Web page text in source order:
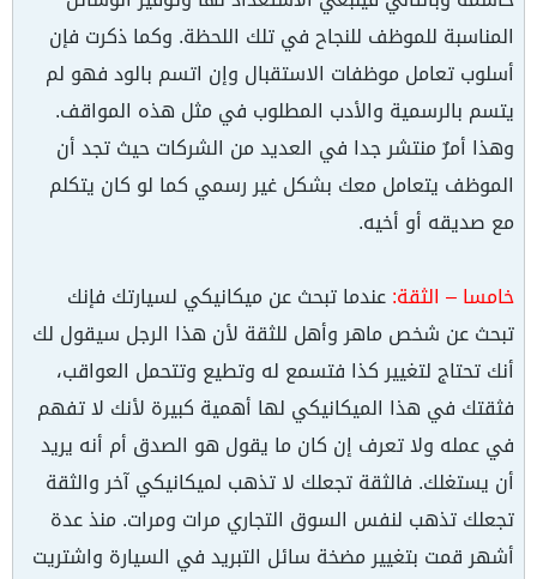
المناسبة للموظف للنجاح في تلك اللحظة. وكما ذكرت فإن
أسلوب تعامل موظفات الاستقبال وإن اتسم بالود فهو لم
يتسم بالرسمية والأدب المطلوب في مثل هذه المواقف.
وهذا أمرٌ منتشر جدا في العديد من الشركات حيث تجد أن
الموظف يتعامل معك بشكل غير رسمي كما لو كان يتكلم
مع صديقه أو أخيه.
خامسا – الثقة:عندما تبحث عن ميكانيكي لسيارتك فإنك
تبحث عن شخص ماهر وأهل للثقة لأن هذا الرجل سيقول لك
أنك تحتاج لتغيير كذا فتسمع له وتطيع وتتحمل العواقب،
فثقتك في هذا الميكانيكي لها أهمية كبيرة لأنك لا تفهم
في عمله ولا تعرف إن كان ما يقول هو الصدق أم أنه يريد
أن يستغلك. فالثقة تجعلك لا تذهب لميكانيكي آخر والثقة
تجعلك تذهب لنفس السوق التجاري مرات ومرات. منذ عدة
أشهر قمت بتغيير مضخة سائل التبريد في السيارة واشتريت